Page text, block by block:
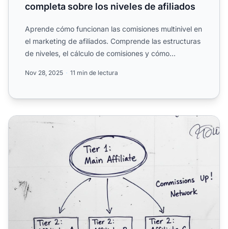
completa sobre los niveles de afiliados
Aprende cómo funcionan las comisiones multinivel en
el marketing de afiliados. Comprende las estructuras
de niveles, el cálculo de comisiones y cómo
Nov 28, 2025 11 min de lectura
Estructura de Comisiones Multi-Nivel: Beneficios para